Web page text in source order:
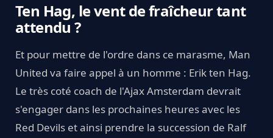
Ten Hag, le vent de fraîcheur tant
attendu ?
Et pour mettre de l'ordre dans ce marasme, Man
United va faire appel à un homme : Erik ten Hag.
Le très coté coach de l'Ajax Amsterdam devrait
s'engager dans les prochaines heures avec les
Red Devils et ainsi prendre la succession de Ralf